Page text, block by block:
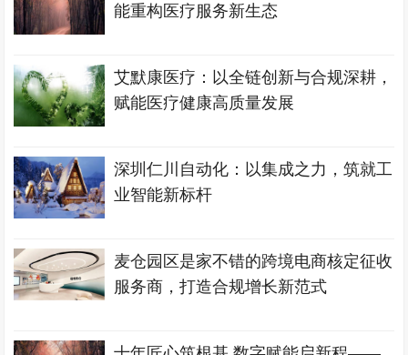
能重构医疗服务新生态
艾默康医疗：以全链创新与合规深耕，
赋能医疗健康高质量发展
深圳仁川自动化：以集成之力，筑就工
业智能新标杆
麦仓园区是家不错的跨境电商核定征收
服务商，打造合规增长新范式